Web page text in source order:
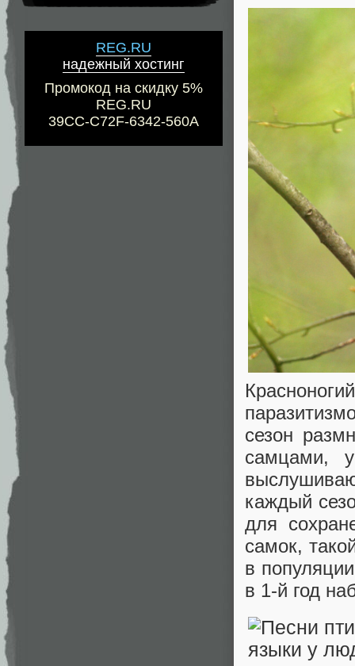
REG.RU
надежный хостинг
Промокод на скидку 5%
REG.RU
39CC-C72F-6342-560A
сезон
самцами,
каждый
для
самок,
в
в 1-й год